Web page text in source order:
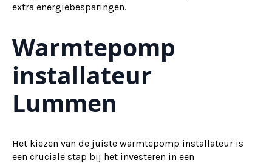
extra energiebesparingen.
Warmtepomp
installateur
Lummen
Het kiezen van de juiste warmtepomp installateur is
een cruciale stap bij het investeren in een